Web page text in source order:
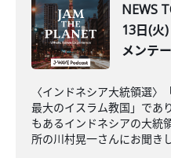
NEWS
13日(火
メンテ
〈インドネシア大統領選
最大のイスラム教国」であ
もあるインドネシアの大統
所の川村晃一さんにお聞きし